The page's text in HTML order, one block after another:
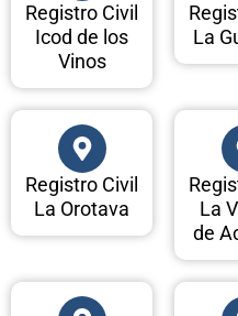
Registro Civil
Icod de los
Vinos
La
Registro Civil
La Orotava
La
de